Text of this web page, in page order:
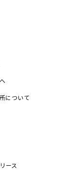
について
ース